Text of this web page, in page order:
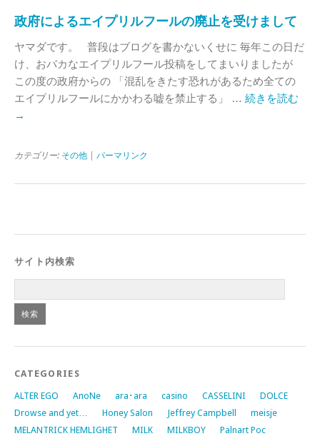
政府によるエイプリルフールの廃止を受けまして
ヤマダです。 普段はブログを書かないくせに 毎年この日だ
け、おバカなエイプリルフール投稿をしてまいりましたが
この度の政府からの 「混乱をきたす恐れがあるため全ての
エイプリルフールにかかわる嘘を禁止する」 … 続きを読む
→
カテゴリー: その他 パーマリンク
サイト内検索
CATEGORIES
ALTER EGO AnoNe ara･ara casino CASSELINI
DOLCE
Drowse and yet…
Honey Salon Jeffrey Campbell
meisje
MELANTRICK HEMLIGHET
MILK MILKBOY
Palnart Poc